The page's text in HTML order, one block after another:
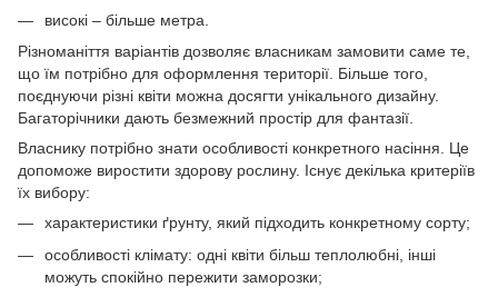
високі – більше метра.
Різноманіття варіантів дозволяє власникам замовити саме те,
що їм потрібно для оформлення території. Більше того,
поєднуючи різні квіти можна досягти унікального дизайну.
Багаторічники дають безмежний простір для фантазії.
Власнику потрібно знати особливості конкретного насіння. Це
допоможе виростити здорову рослину. Існує декілька критеріїв
їх вибору:
характеристики ґрунту, який підходить конкретному сорту;
особливості клімату: одні квіти більш теплолюбні, інші
можуть спокійно пережити заморозки;